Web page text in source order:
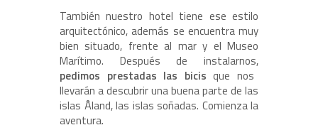
También nuestro hotel tiene ese estilo
arquitectónico, además se encuentra muy
bien situado, frente al mar y el Museo
Marítimo. Después de instalarnos,
pedimos prestadas las bicis que nos
llevarán a descubrir una buena parte de las
islas Åland, las islas soñadas. Comienza la
aventura.